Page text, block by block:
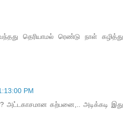
தெரியாமல் ரெண்டு நாள் கழித்து
PM
அட்டகாசமான கற்பனை,.. அடிக்கடி இது